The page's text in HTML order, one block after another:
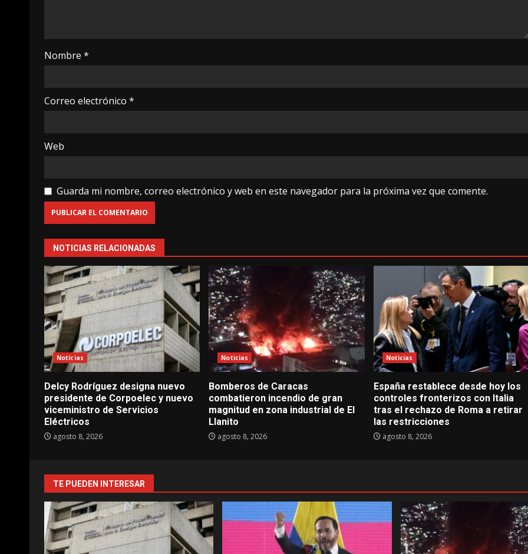
Nombre *
Correo electrónico *
Web
Guarda mi nombre, correo electrónico y web en este navegador para la próxima vez que comente.
NOTICIAS RELACIONADAS
Noticias
Delcy Rodríguez designa nuevo
presidente de Corpoelec y nuevo
viceministro de Servicios
Eléctricos
agosto 8, 2026
Noticias
Bomberos de Caracas
combatieron incendio de gran
magnitud en zona industrial de El
Llanito
agosto 8, 2026
Noticias
España restablece desde hoy los
controles fronterizos con Italia
tras el rechazo de Roma a retirar
las restricciones
agosto 8, 2026
TE PUEDEN INTERESAR